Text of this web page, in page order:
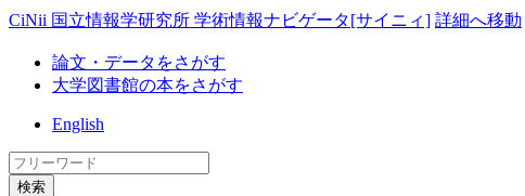
CiNii 国立情報学研究所 学術情報ナビゲータ[サイニィ] 詳細へ移動
論文・データをさがす
大学図書館の本をさがす
English
検索